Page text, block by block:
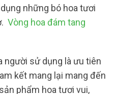
những bó hoa tươi
Vòng hoa đám tang
người sử dụng là ưu tiên
kết mang lại mang đến
phẩm hoa tươi vui,